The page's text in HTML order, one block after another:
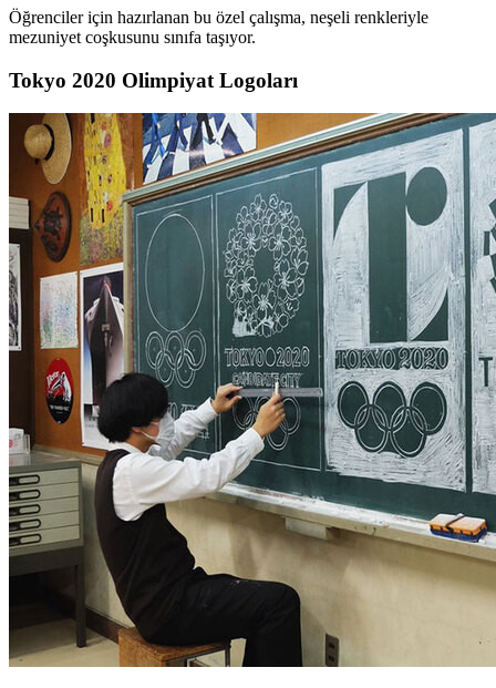
Öğrenciler için hazırlanan bu özel çalışma, neşeli renkleriyle
mezuniyet coşkusunu sınıfa taşıyor.
Tokyo 2020 Olimpiyat Logoları